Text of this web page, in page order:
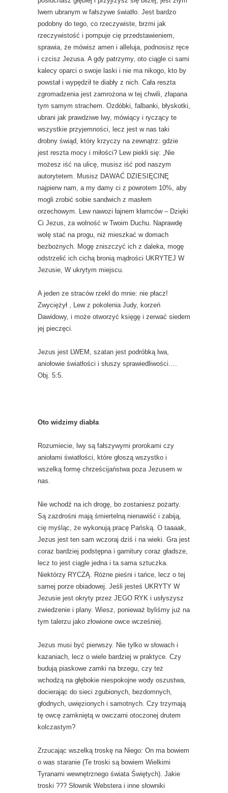
lwem ubranym w fałszywe światło. Jest bardzo
podobny do tego, co rzeczywiste, brzmi jak
rzeczywistość i pompuje cię przedstawieniem,
sprawia, że mówisz amen i alleluja, podnosisz ręce
i czcisz Jezusa. A gdy patrzymy, oto ciągle ci sami
kalecy oparci o swoje laski i nie ma nikogo, kto by
powstał i wypędził te diabły z nich. Cała reszta
zgromadzenia jest zamrożona w tej chwili, złapana
tym samym strachem. Ozdóbki, falbanki, błyskotki,
ubrani jak prawdziwe lwy, mówiący i ryczący te
wszystkie przyjemności, lecz jest w nas taki
drobny świąd, który krzyczy na zewnątrz: gdzie
jest reszta mocy i miłości? Lew piekli się: „Nie
możesz iść na ulicę, musisz iść pod naszym
autorytetem. Musisz DAWAĆ DZIESIĘCINĘ
najpierw nam, a my damy ci z powrotem 10%, aby
mogli zrobić sobie sandwich z masłem
orzechowym. Lew nawozi łajnem kłamców – Dzięki
Ci Jezus, za wolność w Twoim Duchu. Naprawdę
wolę stać na progu, niż mieszkać w domach
bezbożnych. Mogę zniszczyć ich z daleka, mogę
odstrzelić ich cichą bronią mądrości UKRYTEJ W
Jezusie, W ukrytym miejscu.
A jeden ze straców rzekł do mnie: nie płacz!
Zwyciężył , Lew z pokolenia Judy, korzeń
Dawidowy, i może otworzyć księgę i zerwać siedem
jej pieczęci.
Jezus jest LWEM, szatan jest podróbką lwa,
aniołowie światłości i słuszy sprawiedliwości….
Obj. 5:5.
Oto widzimy diabła
Rozumiecie, lwy są fałszywymi prorokami czy
aniołami światłości, które głoszą wszystko i
wszelką formę chrześcijaństwa poza Jezusem w
nas.
Nie wchodź na ich drogę, bo zostaniesz pożarty.
Są zazdrośni mają śmiertelną nienawiść i zabiją,
cię myśląc, że wykonują pracę Pańską. O taaaak,
Jezus jest ten sam wczoraj dziś i na wieki. Gra jest
coraz bardziej podstępna i garnitury coraz gładsze,
lecz to jest ciągle jedna i ta sama sztuczka.
Niektórzy RYCZĄ. Różne pieśni i tańce, lecz o tej
samej porze obiadowej. Jeśli jesteś UKRYTY W
Jezusie jest okryty przez JEGO RYK i usłyszysz
zwiedzenie i plany. Wiesz, ponieważ byliśmy już na
tym talerzu jako złowione owce wcześniej.
Jezus musi być pierwszy. Nie tylko w słowach i
kazaniach, lecz o wiele bardziej w praktyce. Czy
budują piaskowe zamki na brzegu, czy też
wchodzą na głębokie niespokojne wody oszustwa,
docierając do sieci zgubionych, bezdomnych,
głodnych, uwięzionych i samotnych. Czy trzymają
tę owcę zamkniętą w owczarni otoczonej drutem
kolczastym?
Zrzucając wszelką troskę na Niego: On ma bowiem
o was staranie (Te troski są bowiem Wielkimi
Tyranami wewnętrznego świata Świętych). Jakie
troski ??? Słownik Webstera i inne słowniki